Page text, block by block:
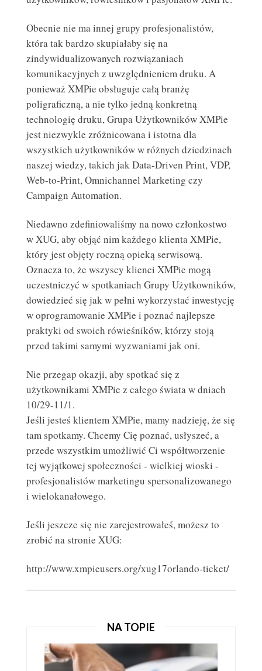
Obecnie nie ma innej grupy profesjonalistów,
która tak bardzo skupiałaby się na
zindywidualizowanych rozwiązaniach
komunikacyjnych z uwzględnieniem druku. A
ponieważ XMPie obsługuje całą branżę
poligraficzną, a nie tylko jedną konkretną
technologię druku, Grupa Użytkowników XMPie
jest niezwykle zróżnicowana i istotna dla
wszystkich użytkowników w różnych dziedzinach
naszej wiedzy, takich jak Data-Driven Print, VDP,
Web-to-Print, Omnichannel Marketing czy
Campaign Automation.
Niedawno zdefiniowaliśmy na nowo członkostwo
w XUG, aby objąć nim każdego klienta XMPie,
który jest objęty roczną opieką serwisową.
Oznacza to, że wszyscy klienci XMPie mogą
uczestniczyć w spotkaniach Grupy Użytkowników,
dowiedzieć się jak w pełni wykorzystać inwestycję
w oprogramowanie XMPie i poznać najlepsze
praktyki od swoich rówieśników, którzy stoją
przed takimi samymi wyzwaniami jak oni.
Nie przegap okazji, aby spotkać się z
użytkownikami XMPie z całego świata w dniach
10/29-11/1.
Jeśli jesteś klientem XMPie, mamy nadzieję, że się
tam spotkamy. Chcemy Cię poznać, usłyszeć, a
przede wszystkim umożliwić Ci współtworzenie
tej wyjątkowej społeczności - wielkiej wioski -
profesjonalistów marketingu spersonalizowanego
i wielokanałowego.
Jeśli jeszcze się nie zarejestrowałeś, możesz to
zrobić na stronie XUG:
http://www.xmpieusers.org/xug17orlando-ticket/
NA TOPIE
WADY I ZALETY DRUKARNI INTERNETOWYCH
DRUKARNIA INTERNETOWA
ULOTKI REKLAMOWE